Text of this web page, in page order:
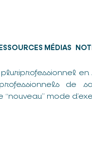
MÉDIAS
de
mode